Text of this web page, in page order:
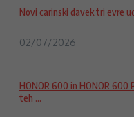
Novi carinski davek tri evre
02/07/2026
HONOR 600 in HONOR
teh ...